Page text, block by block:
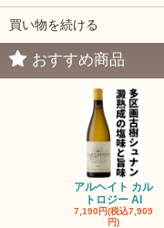
買い物を続ける
おすすめ商品
アルヘイト カル
トロジー Al
7,190円(税込7,909
円)